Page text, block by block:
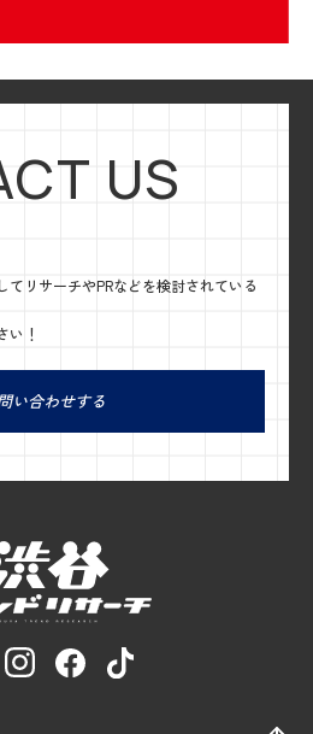
US
てリサーチやPRなどを検討されている
い！
い合わせする